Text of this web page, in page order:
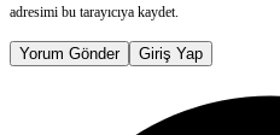
adresimi bu tarayıcıya kaydet.
Yorum Gönder Giriş Yap